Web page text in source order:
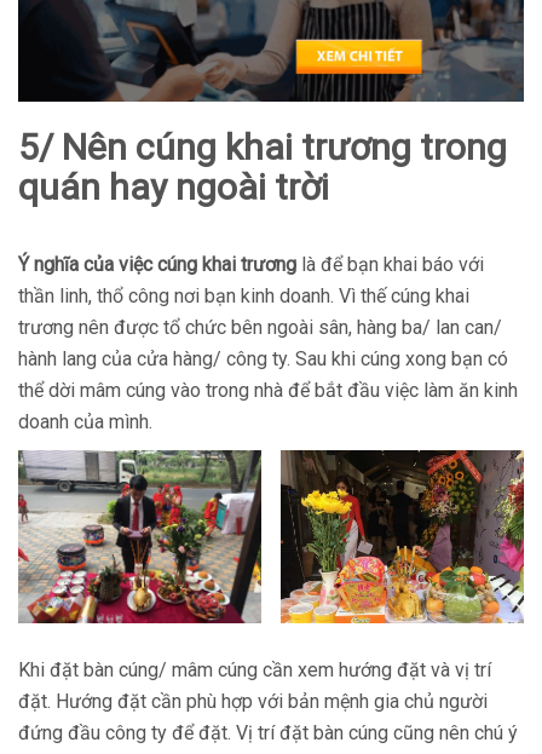
5/ Nên cúng khai trương trong
quán hay ngoài trời
Ý nghĩa của việc cúng khai trương là để bạn khai báo với
thần linh, thổ công nơi bạn kinh doanh. Vì thế cúng khai
trương nên được tổ chức bên ngoài sân, hàng ba/ lan can/
hành lang của cửa hàng/ công ty. Sau khi cúng xong bạn có
thể dời mâm cúng vào trong nhà để bắt đầu việc làm ăn kinh
doanh của mình.
Khi đặt bàn cúng/ mâm cúng cần xem hướng đặt và vị trí
đặt. Hướng đặt cần phù hợp với bản mệnh gia chủ người
đứng đầu công ty để đặt. Vị trí đặt bàn cúng cũng nên chú ý